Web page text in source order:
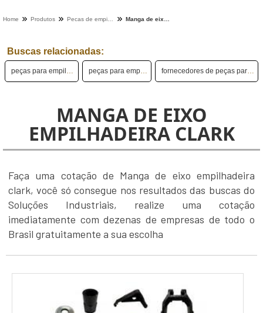
Home Produtos
Buscas relacionadas:
peças para empilhadeiras ameise peças para empilhadeira em sp fornecedores de peças para empilhadeiras toyota
MANGA DE EIXO
EMPILHADEIRA CLARK
Faça uma cotação de Manga de eixo empilhadeira
clark, você só consegue nos resultados das buscas do
Soluções Industriais, realize uma cotação
imediatamente com dezenas de empresas de todo o
Brasil gratuitamente a sua escolha